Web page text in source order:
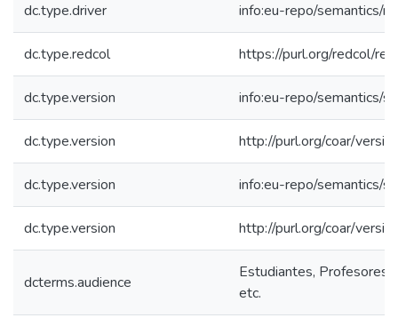
dc.type.driver info:eu-repo/semantics/
dc.type.redcol https://purl.org/redcol/
dc.type.version info:eu-repo/semantics/
dc.type.version http://purl.org/coar/
dc.type.version info:eu-repo/semantics/
dc.type.version http://purl.org/coar/
dcterms.audience
Estudiantes, Profesores,
etc.